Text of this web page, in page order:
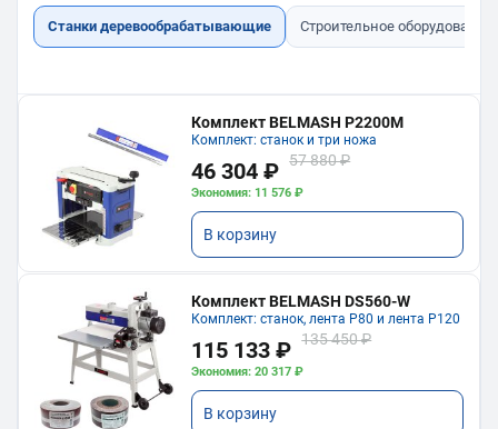
Станки деревообрабатывающие Строительное оборудование
Комплект BELMASH P2200M
Комплект: станок и три ножа
46 304 ₽ 57 880 ₽
Экономия: 11 576 ₽
В корзину
Комплект BELMASH DS560-W
Комплект: станок, лента P80 и лента P120
115 133 ₽ 135 450 ₽
Экономия: 20 317 ₽
В корзину